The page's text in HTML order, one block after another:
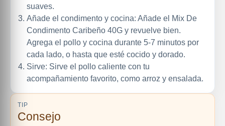
suaves.
Añade el condimento y cocina: Añade el Mix De
Condimento Caribeño 40G y revuelve bien.
Agrega el pollo y cocina durante 5-7 minutos por
cada lado, o hasta que esté cocido y dorado.
Sirve: Sirve el pollo caliente con tu
acompañamiento favorito, como arroz y ensalada.
TIP
Consejo